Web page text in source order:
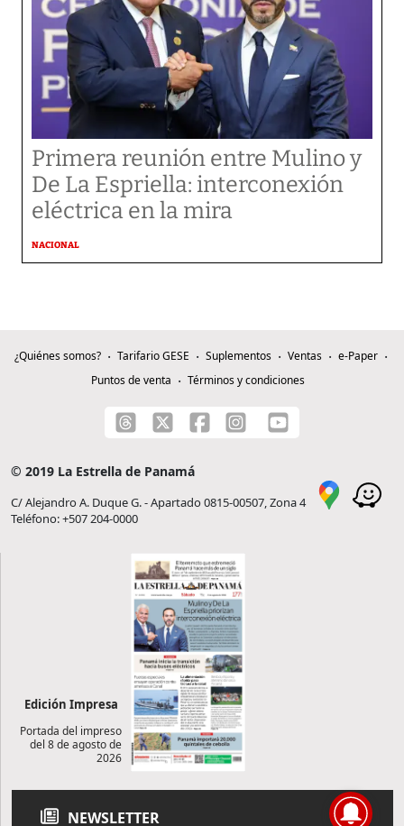
Primera reunión entre Mulino y
De La Espriella: interconexión
eléctrica en la mira
NACIONAL
¿Quiénes somos? Tarifario GESE Suplementos Ventas
e-Paper
Puntos de venta
Términos y condiciones
© 2019 La Estrella de Panamá
C/ Alejandro A. Duque G. - Apartado 0815-00507, Zona 4
Teléfono: +507 204-0000
Edición Impresa
Portada del impreso
del 8 de agosto de
2026
NEWSLETTER